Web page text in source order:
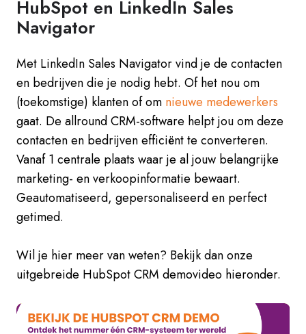
HubSpot en LinkedIn Sales
Navigator
Met LinkedIn Sales Navigator vind je de contacten
en bedrijven die je nodig hebt. Of het nou om
(toekomstige) klanten of om nieuwe medewerkers
gaat. De allround CRM-software helpt jou om deze
contacten en bedrijven efficiënt te converteren.
Vanaf 1 centrale plaats waar je al jouw belangrijke
marketing- en verkoopinformatie bewaart.
Geautomatiseerd, gepersonaliseerd en perfect
getimed.
Wil je hier meer van weten? Bekijk dan onze
uitgebreide HubSpot CRM demovideo hieronder.